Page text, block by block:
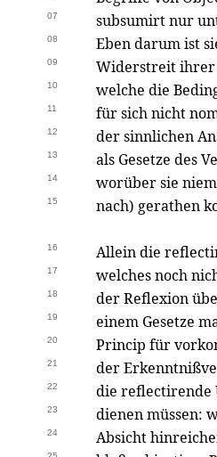
07 subsumirt nur
08 Eben darum ist
09 Widerstreit ihrer
10 welche die
11 für sich nicht
12 der sinnlichen
13 als Gesetze des
14 worüber sie
15 nach) gerathen
16 Allein die
17 welches noch
18 der Reflexion
19 einem Gesetze
20 Princip für
21 der
22 die reflectirende
23 dienen müssen:
24 Absicht